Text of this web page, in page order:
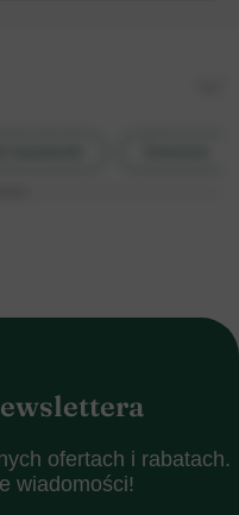
ofertach i rabatach.
wiadomości!